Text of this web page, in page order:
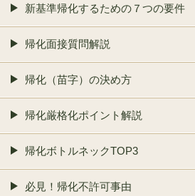
新基準帰化するための７つの要件
帰化面接質問解説
帰化（苗字）の決め方
帰化厳格化ポイント解説
帰化ボトルネックTOP3
必見！帰化不許可事由